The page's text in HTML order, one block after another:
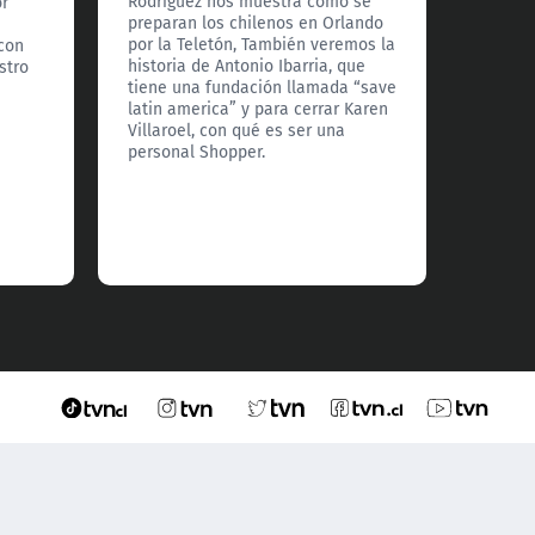
preparan los chilenos en Orlando
por la Teletón, También veremos la
historia de Antonio Ibarria, que
tiene una fundación llamada “save
latin america” y para cerrar Karen
Villaroel, con qué es ser una
personal Shopper.